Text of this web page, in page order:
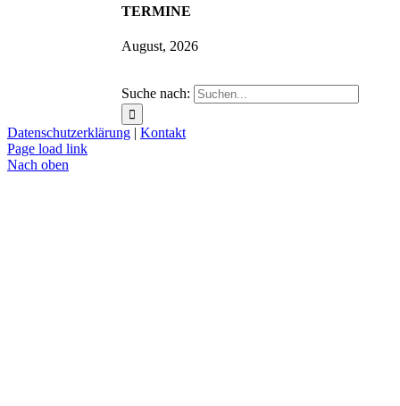
TERMINE
August, 2026
Suche nach:
Datenschutzerklärung | Kontakt
Page load link
Nach oben